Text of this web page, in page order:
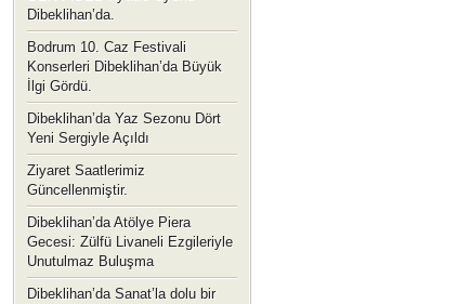
Dibeklihan’da.
Bodrum 10. Caz Festivali
Konserleri Dibeklihan’da Büyük
İlgi Gördü.
Dibeklihan’da Yaz Sezonu Dört
Yeni Sergiyle Açıldı
Ziyaret Saatlerimiz
Güncellenmiştir.
Dibeklihan’da Atölye Piera
Gecesi: Zülfü Livaneli Ezgileriyle
Unutulmaz Buluşma
Dibeklihan’da Sanat’la dolu bir